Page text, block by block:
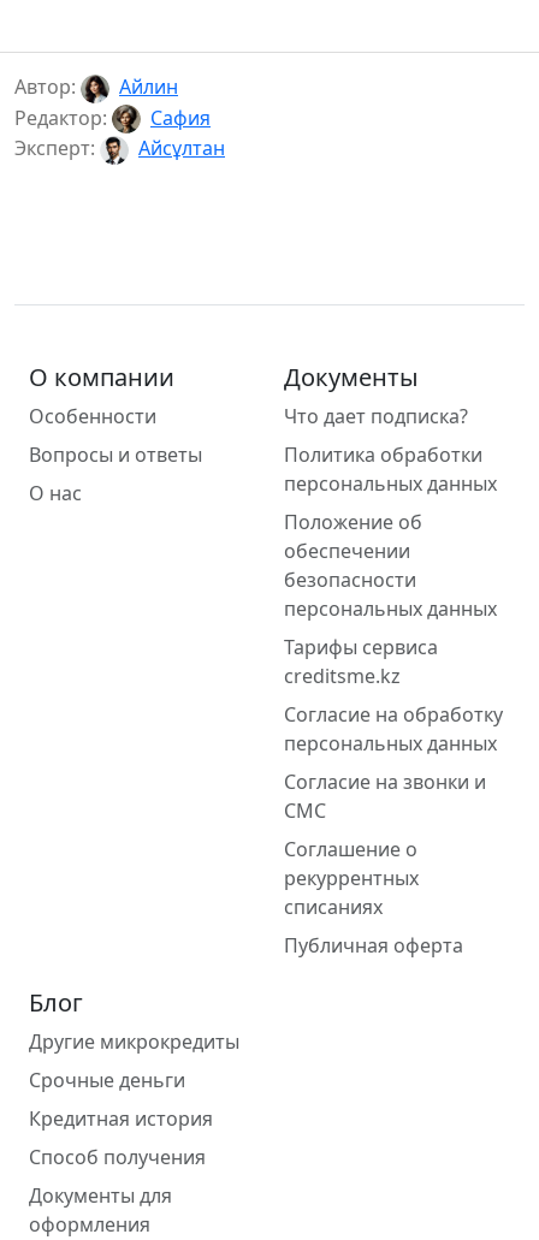
Автор:
Айлин
Редактор:
Сафия
Эксперт:
Айсұлтан
О компании
Особенности
Вопросы и ответы
О нас
Документы
Что дает подписка?
Политика обработки
персональных данных
Положение об
обеспечении
безопасности
персональных данных
Тарифы сервиса
creditsme.kz
Согласие на обработку
персональных данных
Согласие на звонки и
СМС
Соглашение о
рекуррентных
списаниях
Публичная оферта
Блог
Другие микрокредиты
Срочные деньги
Кредитная история
Способ получения
Документы для
оформления